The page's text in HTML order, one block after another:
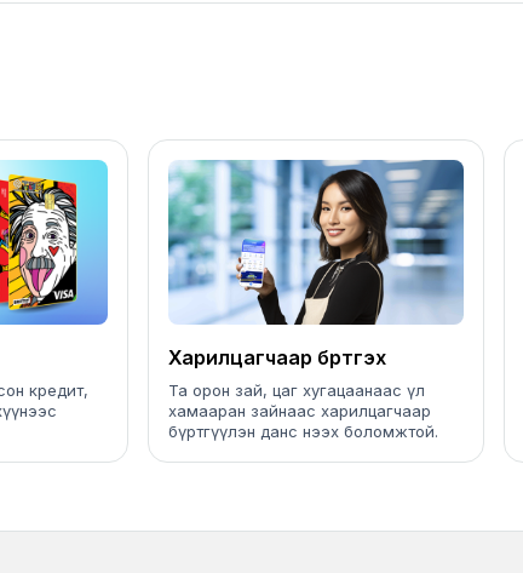
кредит,
Харилцагчаар бүртгэх
Та орон зай, цаг хугацаанаас үл
хамааран зайнаас харилцагчаар
бүртгүүлэн данс нээх боломжтой.